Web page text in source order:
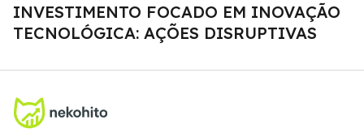
INVESTIMENTO FOCADO EM INOVAÇÃO
TECNOLÓGICA: AÇÕES DISRUPTIVAS